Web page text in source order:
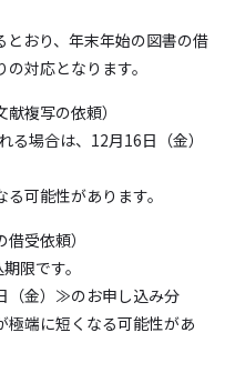
おり、年末年始の図書の借
対応となります。
複写の依頼）
場合は、12月16日（金）
可能性があります。
受依頼）
限です。
（金）≫のお申し込み分
極端に短くなる可能性があ